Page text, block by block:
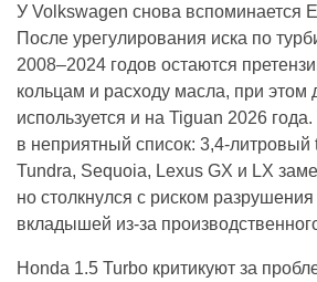
У Volkswagen снова вспоминается
После урегулирования иска по
2008–2024 годов остаются
кольцам и расходу масла, при этом
используется и на Tiguan 2026
в неприятный список: 3,4-литровый
Tundra, Sequoia, Lexus GX и LX
но столкнулся с риском
вкладышей из-за
Honda 1.5 Turbo критикуют за